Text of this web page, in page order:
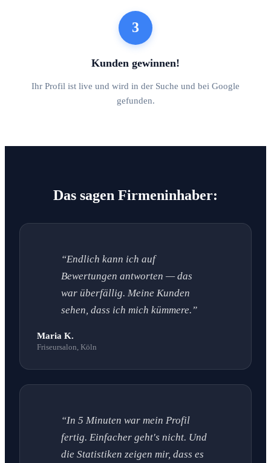
3
Kunden gewinnen!
Ihr Profil ist live und wird in der Suche und bei Google
gefunden.
Das sagen Firmeninhaber:
“Endlich kann ich auf
Bewertungen antworten — das
war überfällig. Meine Kunden
sehen, dass ich mich kümmere.”
Maria K.
Friseursalon, Köln
“In 5 Minuten war mein Profil
fertig. Einfacher geht's nicht. Und
die Statistiken zeigen mir, dass es